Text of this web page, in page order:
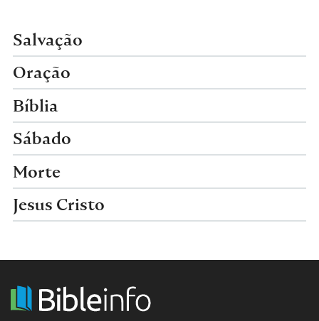
Salvação
Oração
Bíblia
Sábado
Morte
Jesus Cristo